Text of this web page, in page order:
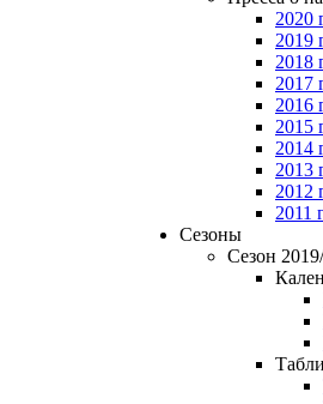
2020
2019
2018
2017
2016
2015
2014
2013
2012
2011
Сезоны
Сезон